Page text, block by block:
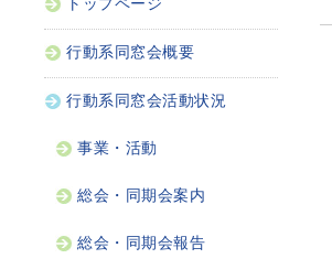
行動系同窓会概要
行動系同窓会活動状況
事業・活動
総会・同期会案内
総会・同期会報告